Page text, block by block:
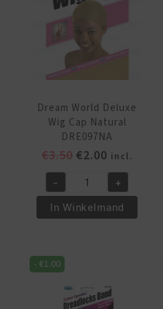
Dream World Deluxe
Wig Cap Natural
DRE097NA
€3.50 Oorspronkelijke
was:
€3.50.
€2.00 Huidige
prijs
is:
€2.00.
incl.
Dream
World
Deluxe
Cap
Natural
DRE097NA
aantal
- +
In Winkelmand
-€1.00